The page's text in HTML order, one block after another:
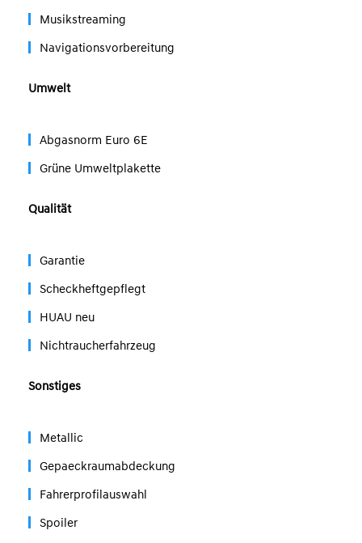
Musikstreaming
Navigationsvorbereitung
Umwelt
Abgasnorm Euro 6E
Grüne Umweltplakette
Qualität
Garantie
Scheckheftgepflegt
HUAU neu
Nichtraucherfahrzeug
Sonstiges
Metallic
Gepaeckraumabdeckung
Fahrerprofilauswahl
Spoiler